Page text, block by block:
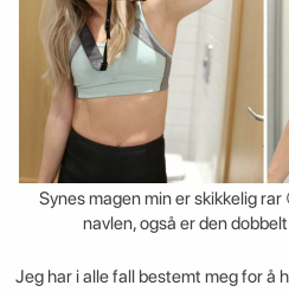
Synes magen min er skikkelig
navlen, også er den
Jeg har i alle fall bestemt meg for å